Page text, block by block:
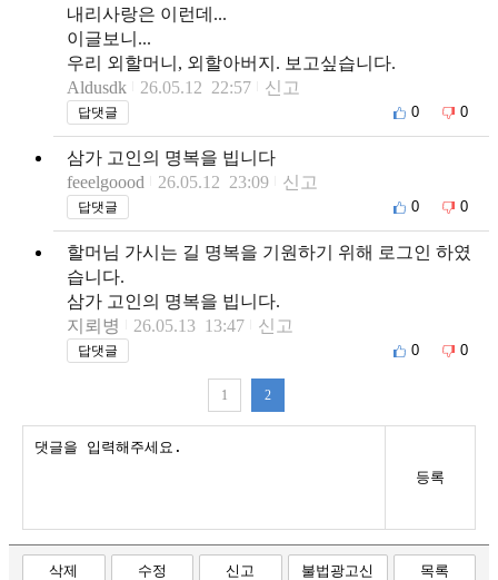
내리사랑은 이런데...
이글보니...
우리 외할머니, 외할아버지. 보고싶습니다.
Aldusdk
26.05.12 22:57 신고
답댓글 0 0
삼가 고인의 명복을 빕니다
feeelgoood
26.05.12 23:09 신고
답댓글 0 0
할머님 가시는 길 명복을 기원하기 위해 로그인 하였
습니다.
삼가 고인의 명복을 빕니다.
지뢰병
26.05.13 13:47 신고
답댓글 0 0
1 2
등록
삭제 수정 신고 불법광고신 목록